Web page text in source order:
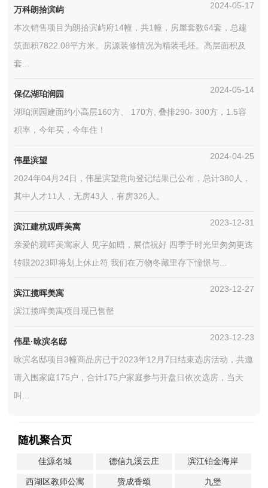
万科朗拾滨屿 2024-05-17
本次销售项目为朗拾滨屿府14幢，共1幢，房屋套数64套，总建
筑面积7822.08平方米。房源装修情况为精装毛坯。高层面积及
套...
保亿湖珀润园 2024-05-14
湖珀润园建面约小高层160方、 170方, 叠排290- 300方，1.5容
积率，今年买，今年住！
伟星滨望 2024-04-25
2024年04月24日，伟星滨望意向登记结果已公布，总计380人，
其中人才11人，无房43人，有房326人。
滨江建杭观晖美寓 2023-12-31
亲爱的观晖美寓家人 见字如晤，展信祝好 四季于时光里匆匆更迭
转眼2023即将划上休止符 我们在万物冬藏里存下憧憬与...
滨江揽晖美寓 2023-12-27
滨江揽晖美寓项目现已售罄
伟星·咏滨名邸 2023-12-23
咏滨名邸项目3幢商品房已于2023年12月7日结束选房活动，共邀
请入围家庭175户，合计175户家庭参与开盘日依次选房，当天
叫...
随机聚合页
佳源名城 德信九溪云庄 滨江铂金海岸
西湖区教师公寓 赞成香颂 九堡